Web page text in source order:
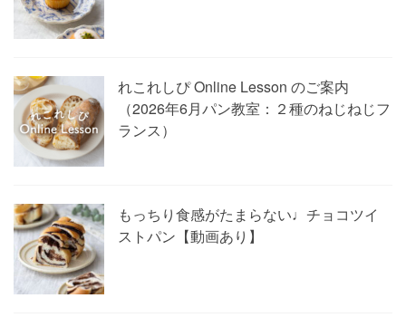
れこれしぴ Online Lesson のご案内
（2026年6月パン教室：２種のねじねじフ
ランス）
もっちり食感がたまらない♩チョコツイ
ストパン【動画あり】